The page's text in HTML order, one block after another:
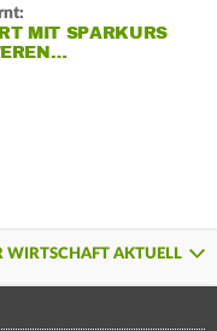
MIT SPARKURS
WIRTSCHAFT AKTUELL